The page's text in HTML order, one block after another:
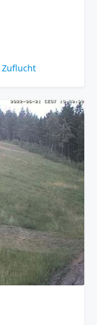
Zuflucht